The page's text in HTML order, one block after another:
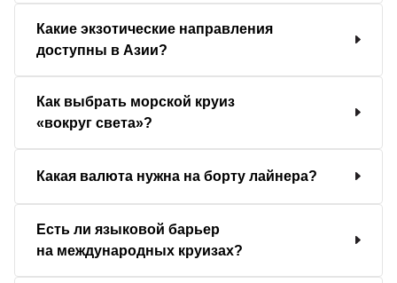
Какие экзотические направления
доступны в Азии?
Как выбрать морской круиз
«вокруг света»?
Какая валюта нужна на борту лайнера?
Есть ли языковой барьер
на международных круизах?